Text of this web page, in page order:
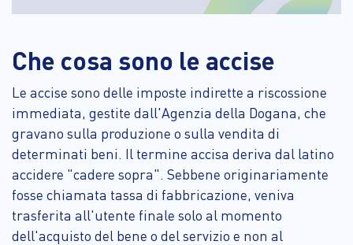
Che cosa sono le accise
Le accise sono delle imposte indirette a riscossione
immediata, gestite dall'Agenzia della Dogana, che
gravano sulla produzione o sulla vendita di
determinati beni. Il termine accisa deriva dal latino
accidere "cadere sopra". Sebbene originariamente
fosse chiamata tassa di fabbricazione, veniva
trasferita all'utente finale solo al momento
dell'acquisto del bene o del servizio e non al